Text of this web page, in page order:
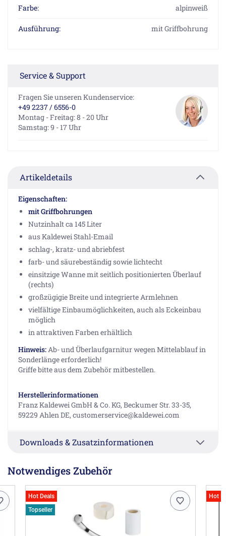
Farbe: alpinweiß
Ausführung: mit Griffbohrung
Service & Support
Fragen Sie unseren Kundenservice:
+49 2237 / 6556-0
Montag - Freitag: 8 - 20 Uhr
Samstag: 9 - 17 Uhr
Artikeldetails
Eigenschaften:
mit Griffbohrungen
Nutzinhalt ca 145 Liter
aus Kaldewei Stahl-Email
schlag-, kratz- und abriebfest
farb- und säurebeständig sowie lichtecht
einsitzige Wanne mit seitlich positionierten Überlauf
(rechts)
großzügigie Breite und integrierte Armlehnen
vielfältige Einbaumöglichkeiten, auch als Eckeinbau
möglich
in attraktiven Farben erhältlich
Hinweis:Ab- und Überlaufgarnitur wegen Mittelablauf in
Sonderlänge erforderlich!
Griffe bitte aus dem Zubehör mitbestellen.
Herstellerinformationen
Franz Kaldewei GmbH & Co. KG, Beckumer Str. 33-35,
59229 Ahlen DE, customerservice@kaldewei.com
Downloads & Zusatzinformationen
Notwendiges Zubehör
Hot Deals
Topseller
Hot